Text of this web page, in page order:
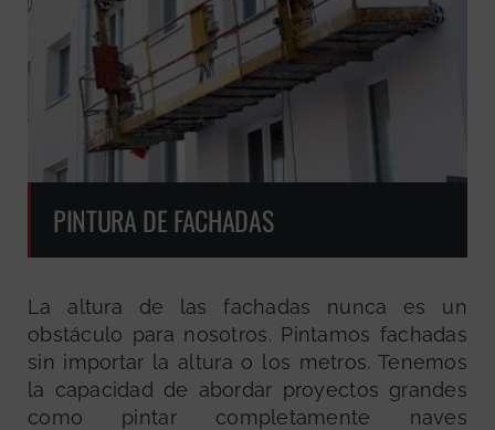
PINTURA DE FACHADAS
La altura de las fachadas nunca es un
obstáculo para nosotros. Pintamos fachadas
sin importar la altura o los metros. Tenemos
la capacidad de abordar proyectos grandes
como pintar completamente naves